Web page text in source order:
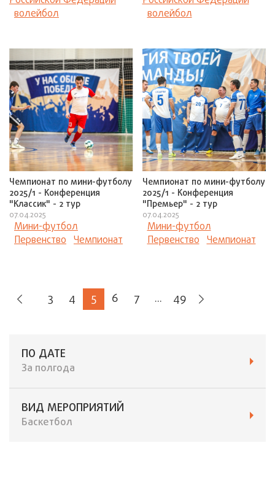
ПО ДАТЕ
За полгода
ВИД МЕРОПРИЯТИЙ
Баскетбол
волейбол
волейбол
Чемпионат по мини-футболу
2025/1 - Конференция
"Классик" - 2 тур
07.04.2025
Мини-футбол
Первенство Чемпионат
Чемпионат по мини-футболу
2025/1 - Конференция
"Премьер" - 2 тур
07.04.2025
Мини-футбол
Первенство Чемпионат
3 4 5 6 7 ... 49